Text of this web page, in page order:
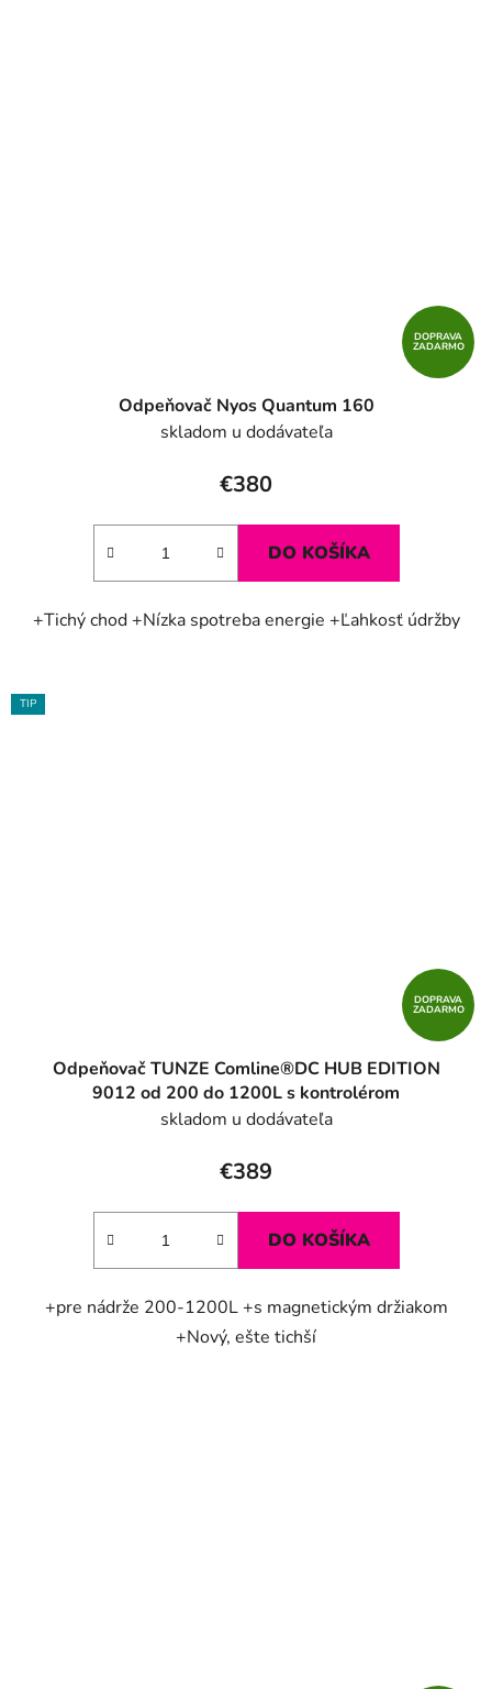
DOPRAVA
ZADARMO
Odpeňovač Nyos Quantum 160
skladom u dodávateľa
€380
DO KOŠÍKA
+Tichý chod +Nízka spotreba energie +Ľahkosť údržby
TIP
DOPRAVA
ZADARMO
Odpeňovač TUNZE Comline®DC HUB EDITION
9012 od 200 do 1200L s kontrolérom
skladom u dodávateľa
€389
DO KOŠÍKA
+pre nádrže 200-1200L +s magnetickým držiakom
+Nový, ešte tichší